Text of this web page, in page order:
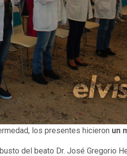
los presentes hicieron un
del beato Dr. José Gregorio